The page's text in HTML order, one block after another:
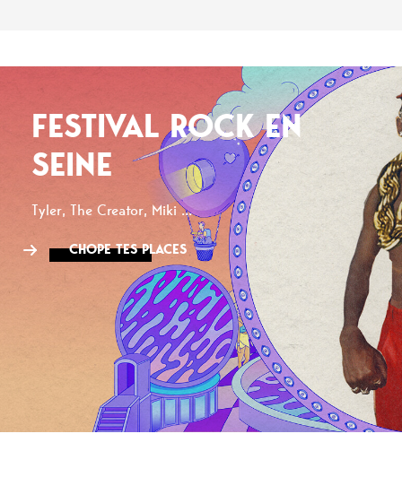
FESTIVAL ROCK EN
SEINE
Tyler, The Creator, Miki ...
CHOPE TES PLACES